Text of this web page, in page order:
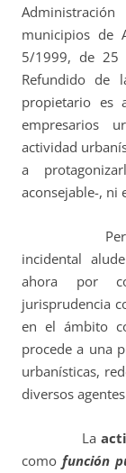
municipios de
5/1999, de 25
Refundido de
propietario es
empresarios
actividad
a
aconsejable-, ni
Pero la
incidental
ahora por
jurisprudencia
en el ámbito
procede a una
urbanísticas,
diversos
La
como función